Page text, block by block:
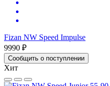
Fizan NW Speed Impulse
9990 ₽
Сообщить о поступлении
Хит